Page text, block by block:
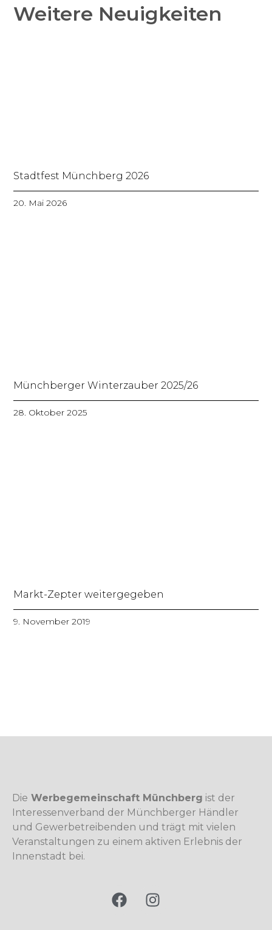
Weitere Neuigkeiten
Stadtfest Münchberg 2026
20. Mai 2026
Münchberger Winterzauber 2025/26
28. Oktober 2025
Markt-Zepter weitergegeben
9. November 2019
Die Werbegemeinschaft Münchberg ist der
Interessenverband der Münchberger Händler
und Gewerbetreibenden und trägt mit vielen
Veranstaltungen zu einem aktiven Erlebnis der
Innenstadt bei.